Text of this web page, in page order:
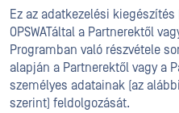
Ez az adatkezelési kiegészítés
OPSWATáltal a Partnerektől
Programban való részvétele
alapján a Partnerektől vagy a
személyes adatainak (az
szerint) feldolgozását.